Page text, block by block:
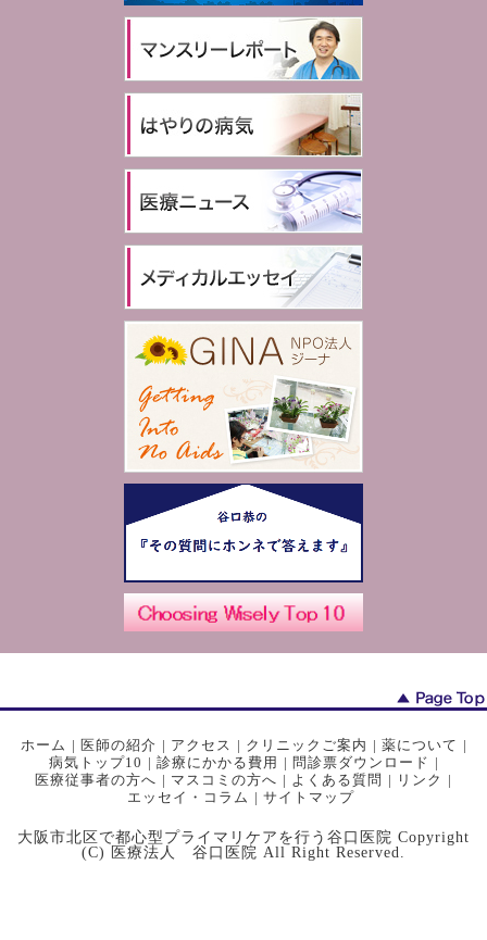
ホーム | 医師の紹介 | アクセス | クリニックご案内 | 薬について |
病気トップ10 | 診療にかかる費用 | 問診票ダウンロード |
医療従事者の方へ | マスコミの方へ | よくある質問 | リンク |
エッセイ・コラム | サイトマップ
大阪市北区で都心型プライマリケアを行う谷口医院 Copyright
(C) 医療法人 谷口医院 All Right Reserved.